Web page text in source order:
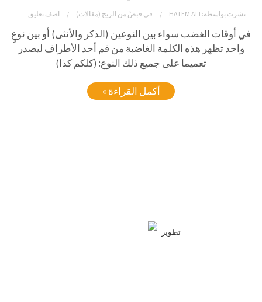
نشرت بواسطة: HATEM ALI في قبضٌ من الريح (مقالات) اضف تعليق
في أوقات الغضب سواء بين النوعين (الذكر والأنثى) أو بين نوعٍ
واحد تظهر هذه الكلمة الغاضبة من فم أحد الأطراف ليصدر
تعميما على جميع ذلك النوع: (كلكم كذا)
أكمل القراءة »
تطوير